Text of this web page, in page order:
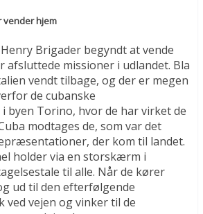
hjem
Brigader begyndt at vende
afsluttede missioner i udlandet. Bla
vendt tilbage, og der er megen
de cubanske
byen Torino, hvor de har virket de
modtages de, som var det
der kom til landet.
holder via en storskærm i
til alle. Når de kører
ud til den efterfølgende
vejen og vinker til de